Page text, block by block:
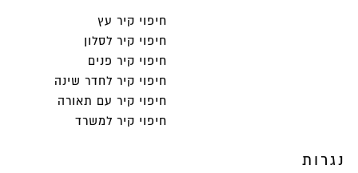
חיפוי קיר עץ
חיפוי קיר לסלון
חיפוי קיר פנים
חיפוי קיר לחדר שינה
חיפוי קיר עם תאורה
חיפוי קיר למשרד
נגרות